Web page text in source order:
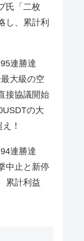
氏「二枚
し、累計利
連勝達
大級の空
接協議開始
の大
！
連勝達
中止と新停
累計利益